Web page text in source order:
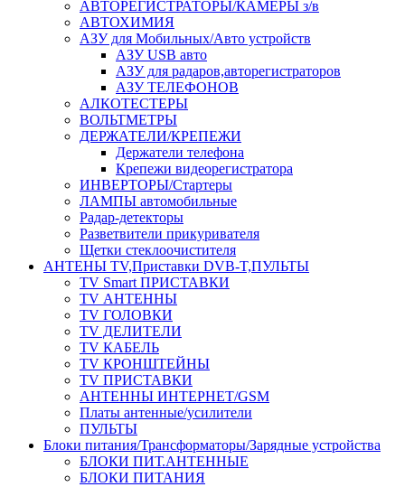
АВТОРЕГИСТРАТОРЫ/КАМЕРЫ з/в
АВТОХИМИЯ
АЗУ для Мобильных/Авто устройств
АЗУ USB авто
АЗУ для радаров,авторегистраторов
АЗУ ТЕЛЕФОНОВ
АЛКОТЕСТЕРЫ
ВОЛЬТМЕТРЫ
ДЕРЖАТЕЛИ/КРЕПЕЖИ
Держатели телефона
Крепежи видеорегистратора
ИНВЕРТОРЫ/Стартеры
ЛАМПЫ автомобильные
Радар-детекторы
Разветвители прикуривателя
Щетки стеклоочистителя
АНТЕНЫ ТV,Приставки DVB-T,ПУЛЬТЫ
TV Smart ПРИСТАВКИ
TV АНТЕННЫ
TV ГОЛОВКИ
TV ДЕЛИТЕЛИ
TV КАБЕЛЬ
TV КРОНШТЕЙНЫ
TV ПРИСТАВКИ
АНТЕННЫ ИНТЕРНЕТ/GSM
Платы антенные/усилители
ПУЛЬТЫ
Блоки питания/Трансформаторы/Зарядные устройства
БЛОКИ ПИТ.АНТЕННЫЕ
БЛОКИ ПИТАНИЯ